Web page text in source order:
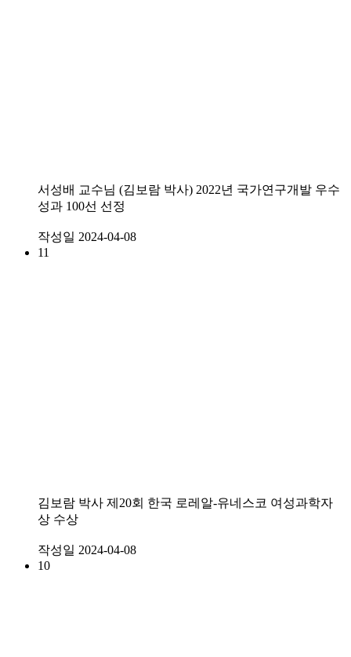
서성배 교수님 (김보람 박사) 2022년 국가연구개발 우수
성과 100선 선정
작성일 2024-04-08
11
김보람 박사 제20회 한국 로레알-유네스코 여성과학자
상 수상
작성일 2024-04-08
10